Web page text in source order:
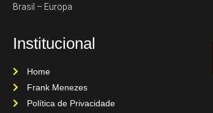
Brasil – Europa
Institucional
Home
Frank Menezes
Política de Privacidade